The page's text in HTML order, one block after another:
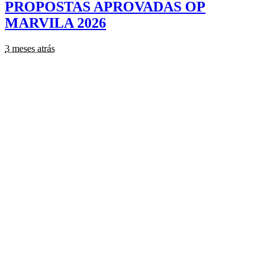
PROPOSTAS APROVADAS OP
MARVILA 2026
3 meses atrás